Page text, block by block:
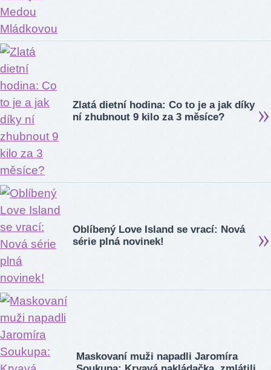
Zlatá dietní hodina: Co to je a jak díky
ní zhubnout 9 kilo za 3 měsíce?
Oblíbený Love Island se vrací: Nová
série plná novinek!
Maskovaní muži napadli Jaromíra